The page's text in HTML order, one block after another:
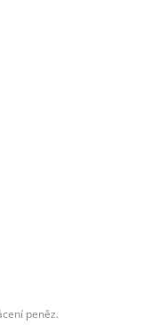
peněz.